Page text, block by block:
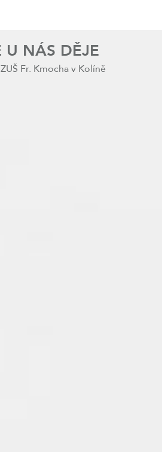
U NÁS DĚJE
Fr. Kmocha v Kolíně